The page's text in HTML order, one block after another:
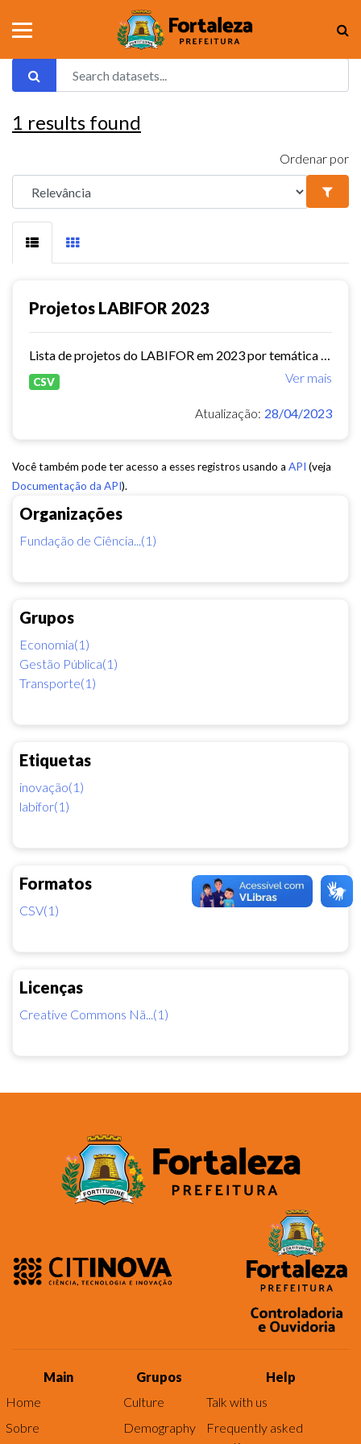
Organizações
Fundação de Ciência...(1)
Grupos
Economia(1)
Gestão Pública(1)
Transporte(1)
Etiquetas
inovação(1)
labifor(1)
Formatos
CSV(1)
Licenças
Creative Commons Nã...(1)
1 results found
Ordenar por
Projetos LABIFOR 2023
Ver mais
CSV
Atualização: 28/04/2023
Você também pode ter acesso a esses registros usando a API (veja
Documentação da API).
Main
Home
Sobre
Grupos
Culture
Demography
Help
Talk with us
Frequently asked